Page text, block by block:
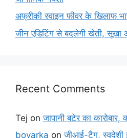
अफ्रीकी स्वाइन फीवर के खिलाफ
जीन एडिटिंग से बदलेगी खेती,
Recent Comments
Tej onजापानी बटेर का
boyarka onजीआई-टैग, स्वदेशी